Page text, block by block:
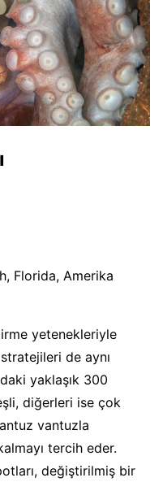
Florida, Amerika
yetenekleriyle
de aynı
yaklaşık 300
diğerleri ise çok
vantuzla
tercih eder.
değiştirilmiş bir